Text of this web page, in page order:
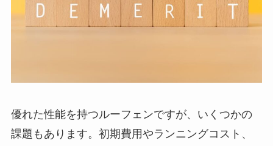
優れた性能を持つルーフェンですが、いくつかの
課題もあります。初期費用やランニングコスト、